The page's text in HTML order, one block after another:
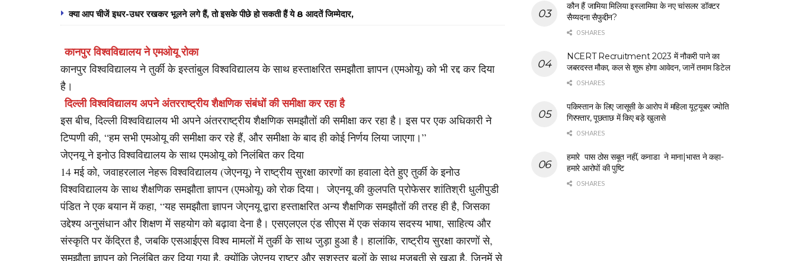
क्या आप चीजें इधर-उधर रखकर भूलने लगे हैं, तो इसके पीछे हो सकती हैं ये 8 आदतें जिम्मेदार,
कानपुर विश्वविद्यालय ने एमओयू रोका
कानपुर विश्वविद्यालय ने तुर्की के इस्तांबुल विश्वविद्यालय के साथ हस्ताक्षरित समझौता ज्ञापन (एमओयू) को भी रद्द कर दिया
है।
दिल्ली विश्वविद्यालय अपने अंतरराष्ट्रीय शैक्षणिक संबंधों की समीक्षा कर रहा है
इस बीच, दिल्ली विश्वविद्यालय भी अपने अंतरराष्ट्रीय शैक्षणिक समझौतों की समीक्षा कर रहा है। इस पर एक अधिकारी ने
टिप्पणी की, “हम सभी एमओयू की समीक्षा कर रहे हैं, और समीक्षा के बाद ही कोई निर्णय लिया जाएगा।”
जेएनयू ने इनोउ विश्वविद्यालय के साथ एमओयू को निलंबित कर दिया
14 मई को, जवाहरलाल नेहरू विश्वविद्यालय (जेएनयू) ने राष्ट्रीय सुरक्षा कारणों का हवाला देते हुए तुर्की के इनोउ
विश्वविद्यालय के साथ शैक्षणिक समझौता ज्ञापन (एमओयू) को रोक दिया। जेएनयू की कुलपति प्रोफेसर शांतिश्री धुलीपुडी
पंडित ने एक बयान में कहा, “यह समझौता ज्ञापन जेएनयू द्वारा हस्ताक्षरित अन्य शैक्षणिक समझौतों की तरह ही है, जिसका
उद्देश्य अनुसंधान और शिक्षण में सहयोग को बढ़ावा देना है। एसएलएल एंड सीएस में एक संकाय सदस्य भाषा, साहित्य और
संस्कृति पर केंद्रित है, जबकि एसआईएस विश्व मामलों में तुर्की के साथ जुड़ा हुआ है। हालांकि, राष्ट्रीय सुरक्षा कारणों से,
समझौता ज्ञापन को निलंबित कर दिया गया है, क्योंकि जेएनयू राष्ट्र और सशस्त्र बलों के साथ मजबूती से खड़ा है, जिनमें से
कौन हैं जामिया मिलिया इस्लामिया के नए चांसलर डॉक्टर
सैय्यदना सैफुद्दीन?
0 SHARES
NCERT Recruitment 2023 में नौकरी पाने का
जबरदस्त मौका, कल से शुरू होगा आवेदन, जानें तमाम डिटेल
0 SHARES
पकिस्तान के लिए जासूसी के आरोप में महिला यूट्यूबर ज्योति
गिरफ्तार, पूछताछ में किए बड़े खुलासे
0 SHARES
हमारे पास ठोस सबूत नहीं, कनाडा ने माना|भारत ने कहा-
हमारे आरोपों की पुष्टि
0 SHARES